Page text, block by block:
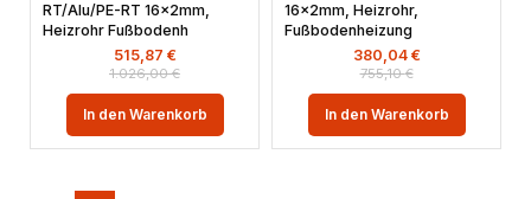
RT/Alu/PE-RT 16x2mm,
Heizrohr Fußbodenh
1.026,00€
515,87 €
In den Warenkorb
16x2mm, Heizrohr,
Fußbodenheizung
755,10€
380,04 €
In den Warenkorb